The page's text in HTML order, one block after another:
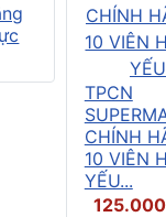
TPCN
CHÍNH
10 VIÊN
YẾU...